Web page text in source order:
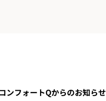
コンフォートQからのお知らせ